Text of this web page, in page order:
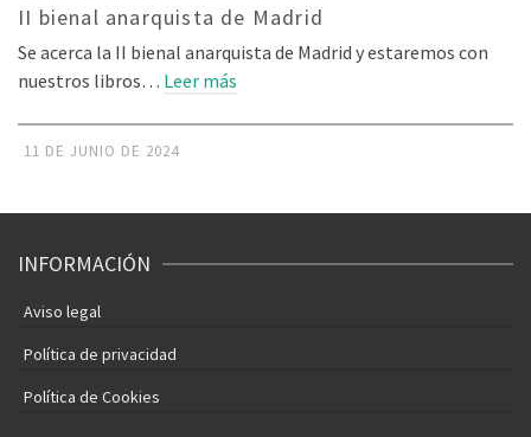
II bienal anarquista de Madrid
Se acerca la II bienal anarquista de Madrid y estaremos con
nuestros libros… Leer más
11 DE JUNIO DE 2024
INFORMACIÓN
Aviso legal
Política de privacidad
Política de Cookies